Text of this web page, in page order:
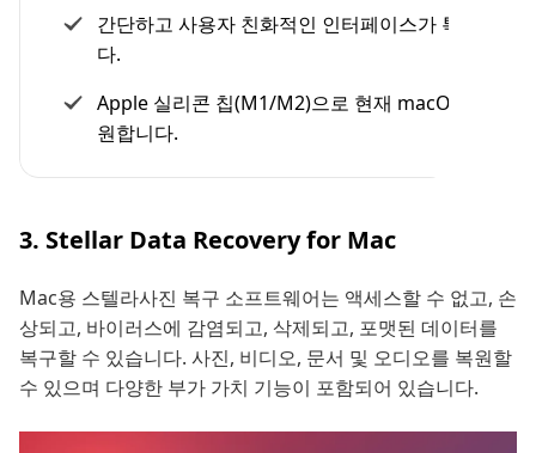
간단하고 사용자 친화적인 인터페이스가 특징입니
다.
Apple 실리콘 칩(M1/M2)으로 현재 macOS를 지
원합니다.
3. Stellar Data Recovery for Mac
Mac용 스텔라사진 복구 소프트웨어는 액세스할 수 없고, 손
상되고, 바이러스에 감염되고, 삭제되고, 포맷된 데이터를
복구할 수 있습니다. 사진, 비디오, 문서 및 오디오를 복원할
수 있으며 다양한 부가 가치 기능이 포함되어 있습니다.